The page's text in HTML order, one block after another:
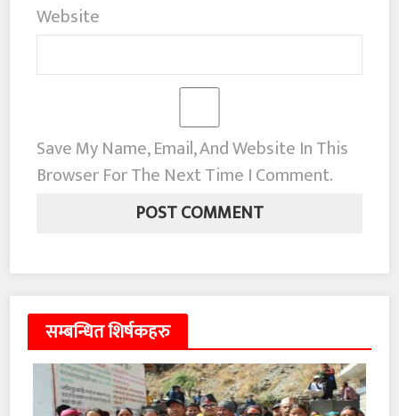
Website
Save My Name, Email, And Website In This
Browser For The Next Time I Comment.
सम्बन्धित शिर्षकहरु